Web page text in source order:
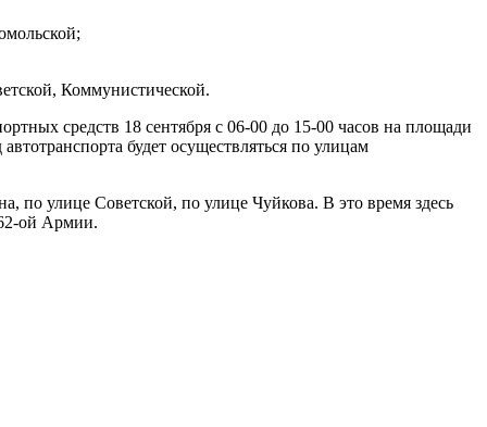
Коммунистической.
средств 18 сентября с 06-00 до 15-00 часов на площади
будет осуществляться по улицам
по улице Советской, по улице Чуйкова. В это время здесь
ой Армии.